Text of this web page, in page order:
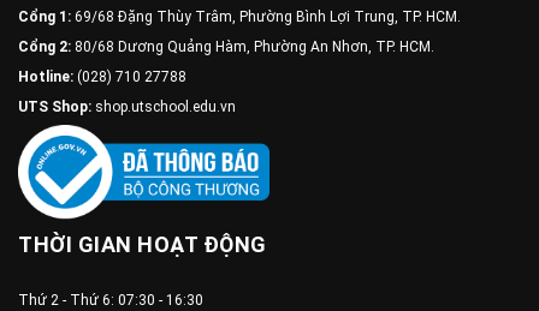
Cổng 1: 69/68 Đặng Thùy Trâm, Phường Bình Lợi Trung, TP. HCM.
Cổng 2: 80/68 Dương Quảng Hàm, Phường An Nhơn, TP. HCM.
Hotline: (028) 710 27788
UTS Shop: shop.utschool.edu.vn
THỜI GIAN HOẠT ĐỘNG
Thứ 2 - Thứ 6: 07:30 - 16:30